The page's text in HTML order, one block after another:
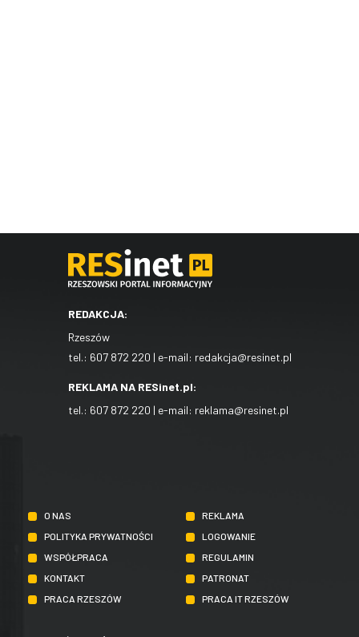
REDAKCJA:
Rzeszów
tel.: 607 872 220 | e-mail: redakcja@resinet.pl
REKLAMA NA RESinet.pl:
tel.: 607 872 220 | e-mail: reklama@resinet.pl
O NAS
REKLAMA
POLITYKA PRYWATNOŚCI
LOGOWANIE
WSPÓŁPRACA
REGULAMIN
KONTAKT
PATRONAT
PRACA RZESZÓW
PRACA IT RZESZÓW